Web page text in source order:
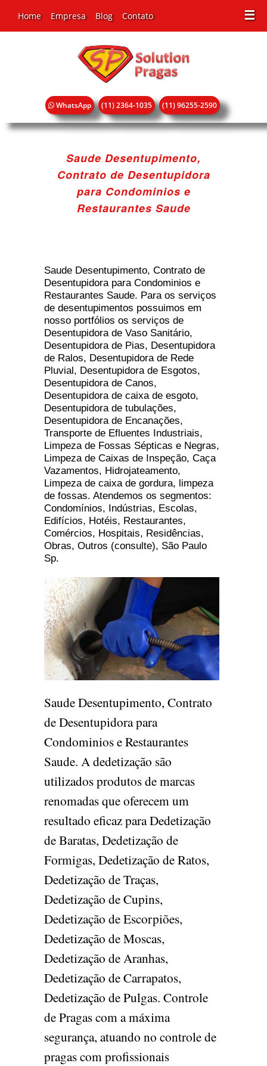
☰
Home Empresa Blog Contato
WhatsApp (11) 2364-1035 (11) 96255-2590
Saude Desentupimento,
Contrato de Desentupidora
para Condominios e
Restaurantes Saude
Saude Desentupimento, Contrato de
Desentupidora para Condominios e
Restaurantes Saude. Para os serviços
de desentupimentos possuimos em
nosso portfólios os serviços de
Desentupidora de Vaso Sanitário,
Desentupidora de Pias, Desentupidora
de Ralos, Desentupidora de Rede
Pluvial, Desentupidora de Esgotos,
Desentupidora de Canos,
Desentupidora de caixa de esgoto,
Desentupidora de tubulações,
Desentupidora de Encanações,
Transporte de Efluentes Industriais,
Limpeza de Fossas Sépticas e Negras,
Limpeza de Caixas de Inspeção, Caça
Vazamentos, Hidrojateamento,
Limpeza de caixa de gordura, limpeza
de fossas. Atendemos os segmentos:
Condomínios, Indústrias, Escolas,
Edifícios, Hotéis, Restaurantes,
Comércios, Hospitais, Residências,
Obras, Outros (consulte), São Paulo
Sp.
Saude Desentupimento, Contrato
de Desentupidora para
Condominios e Restaurantes
Saude. A dedetização são
utilizados produtos de marcas
renomadas que oferecem um
resultado eficaz para Dedetização
de Baratas, Dedetização de
Formigas, Dedetização de Ratos,
Dedetização de Traças,
Dedetização de Cupins,
Dedetização de Escorpiões,
Dedetização de Moscas,
Dedetização de Aranhas,
Dedetização de Carrapatos,
Dedetização de Pulgas. Controle
de Pragas com a máxima
segurança, atuando no controle de
pragas com profissionais